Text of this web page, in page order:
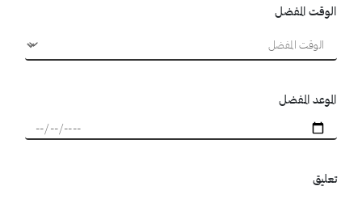
الوقت المفضل
الموعد المفضل
تعليق